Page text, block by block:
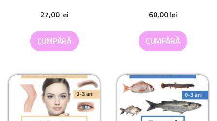
27,00lei
CUMPĂRĂ
60,00lei
CUMPĂRĂ